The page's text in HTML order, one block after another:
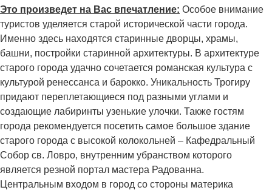
Это произведет на Вас впечатление: Особое внимание
туристов уделяется старой исторической части города.
Именно здесь находятся старинные дворцы, храмы,
башни, постройки старинной архитектуры. В архитектуре
старого города удачно сочетается романская культура с
культурой ренессанса и барокко. Уникальность Трогиру
придают переплетающиеся под разными углами и
создающие лабиринты узенькие улочки. Также гостям
города рекомендуется посетить самое большое здание
старого города с высокой колокольней – Кафедральный
Собор св. Ловро, внутренним убранством которого
является резной портал мастера Радованна.
Центральным входом в город со стороны материка